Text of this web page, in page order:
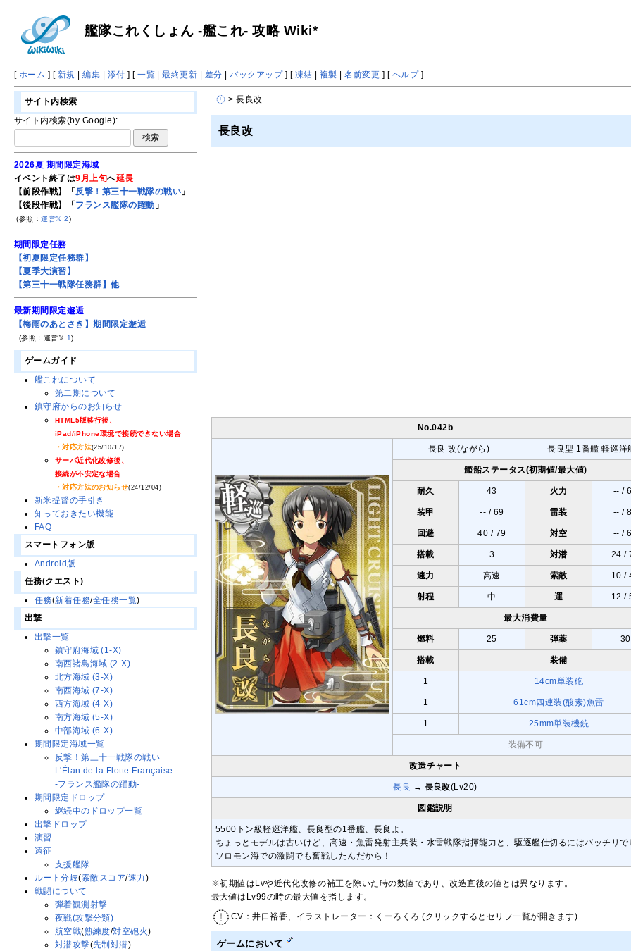
艦隊これくしょん -艦これ- 攻略 Wiki*
[ ホーム ] [ 新規 |編集 | 添付 ] [一覧 |最終更新 | 差分 |バックアップ] [ 凍結 | 複製 |名前変更 ] [ ヘルプ]
> 長良改
長良改
No.042b
長良 改(ながら) 長良型 1番艦 軽巡洋
艦船ステータス(初期値/最大値)
耐久 43 火力 -- /
装甲 -- / 69 雷装 -- /
回避 40 / 79 対空 -- /
搭載 3 対潜 24 /
速力 高速 索敵 10 /
射程 中 運 12 /
最大消費量
燃料 25 弾薬 30
搭載 装備
1 14cm単装砲
1 61cm四連装(酸素)魚雷
1 25mm単装機銃
装備不可
改造チャート
長良 → 長良改(Lv20)
図鑑説明
5500トン級軽巡洋艦、長良型の1番艦、長良よ。
ちょっとモデルは古いけど、高速・魚雷発射主兵装・水雷戦隊指揮能力と、駆逐艦仕切るにはバッチリで
ソロモン海での激闘でも奮戦したんだから！
※初期値はLvや近代化改修の補正を除いた時の数値であり、改造直後の値とは異なります。
最大値はLv99の時の最大値を指します。
CV：井口裕香、イラストレーター：くーろくろ (クリックするとセリフ一覧が開きます)
ゲームにおいて
サイト内検索
サイト内検索(by Google):
2026夏 期間限定海域
イベント終了は9月上旬へ延長
【前段作戦】「 反撃！第三十一戦隊の戦い 」
【後段作戦】「 フランス艦隊の躍動 」
(参照：運営𝕏 2)
期間限定任務
【初夏限定任務群】
【夏季大演習】
【第三十一戦隊任務群】他
最新期間限定邂逅
【梅雨のあとさき】期間限定邂逅
(参照：運営𝕏 1)
ゲームガイド
艦これについて
第二期について
鎮守府からのお知らせ
HTML5版移行後、
iPad/iPhone環境で接続できない場合
・対応方法(25/10/17)
サーバ近代化改修後、
接続が不安定な場合
・対応方法のお知らせ(24/12/04)
新米提督の手引き
知っておきたい機能
FAQ
スマートフォン版
Android版
任務(クエスト)
任務(新着任務/全任務一覧)
出撃
出撃一覧
鎮守府海域 (1-X)
南西諸島海域 (2-X)
北方海域 (3-X)
南西海域 (7-X)
西方海域 (4-X)
南方海域 (5-X)
中部海域 (6-X)
期間限定海域一覧
反撃！第三十一戦隊の戦い
L'Élan de la Flotte Française
-フランス艦隊の躍動-
期間限定ドロップ
継続中のドロップ一覧
出撃ドロップ
演習
遠征
支援艦隊
ルート分岐(索敵スコア/速力)
戦闘について
弾着観測射撃
夜戦(攻撃分類)
航空戦(熟練度/対空砲火)
対潜攻撃(先制対潜)